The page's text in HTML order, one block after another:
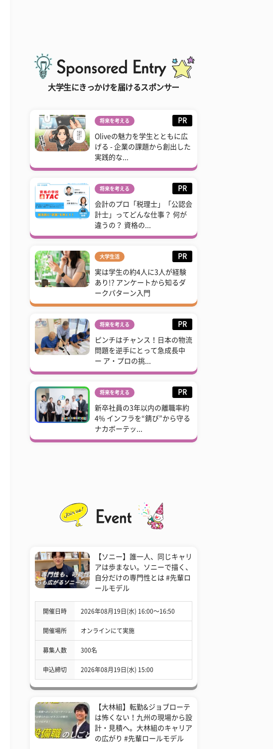
大学生にきっかけを届けるスポンサー
将来を考える PR
Oliveの魅力を学生とともに広
げる - 企業の課題から創出した
実践的な...
将来を考える PR
会計のプロ「税理士」「公認会
計士」ってどんな仕事？ 何が
違うの？ 資格の...
大学生活 PR
実は学生の約4人に3人が経験
あり!? アンケートから知るダ
ークパターン入門
将来を考える PR
ピンチはチャンス！日本の物流
問題を逆手にとって急成長中
ー ア・プロの挑...
将来を考える PR
新卒社員の3年以内の離職率約
4% インフラを“錆び”から守る
ナカボーテッ...
【ソニー】誰一人、同じキャリ
アは歩まない。ソニーで描く、
自分だけの専門性とは #先輩ロ
ールモデル
開催日時 2026年08月19日(水) 16:00〜16:50
開催場所 オンラインにて実施
募集人数 300名
申込締切 2026年08月19日(水) 15:00
【大林組】転勤&ジョブローテ
は怖くない！九州の現場から設
計・見積へ。大林組のキャリア
の広がり #先輩ロールモデル